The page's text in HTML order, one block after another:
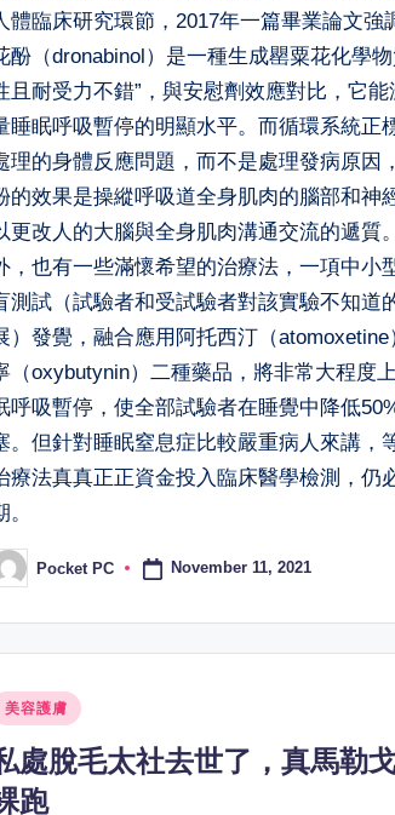
體臨床研究環節，2017年一篇畢業論文強
酚（dronabinol）是一種生成罌粟花化學物
且耐受力不錯”，與安慰劑效應對比，它
睡眠呼吸暫停的明顯水平。而循環系統正
理的身體反應問題，而不是處理發病原因
的效果是操縱呼吸道全身肌肉的腦部和神
更改人的大腦與全身肌肉溝通交流的遞質
，也有一些滿懷希望的治療法，一項中小
測試（試驗者和受試驗者對該實驗不知道
）發覺，融合應用阿托西汀（
（oxybutynin）二種藥品，將非常大程度
呼吸暫停，使全部試驗者在睡覺中降低
。但針對睡眠窒息症比較嚴重病人來講，
療法真真正正資金投入臨床醫學檢測，仍
。
Pocket PC November 11, 2021
美容護膚
處脫毛太社去世了，真馬勒
跑